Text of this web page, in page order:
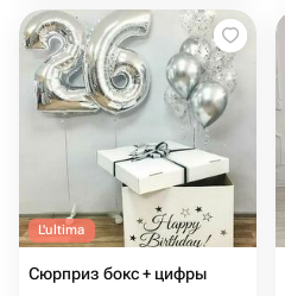
L'ultima
Сюрприз бокс + цифры